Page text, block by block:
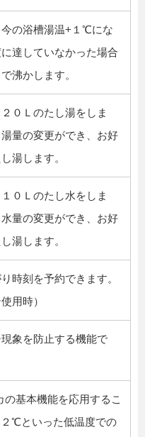
の浴槽湯温+１℃にな
達していなかった場合
沸かします。
０Ｌのたし湯をしま
量の変更ができ、お好
湯します。
０Ｌのたし水をしま
量の変更ができ、お好
湯します。
時刻を予約できます。
用時）
象を防止する機能で
の基本機能を応用するこ
℃といった低温度での